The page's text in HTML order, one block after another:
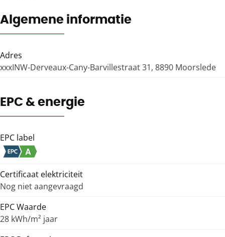
Algemene informatie
Adres
xxxINW-Derveaux-Cany-Barvillestraat 31, 8890 Moorslede
EPC & energie
EPC label
Certificaat elektriciteit
Nog niet aangevraagd
EPC Waarde
28 kWh/m² jaar